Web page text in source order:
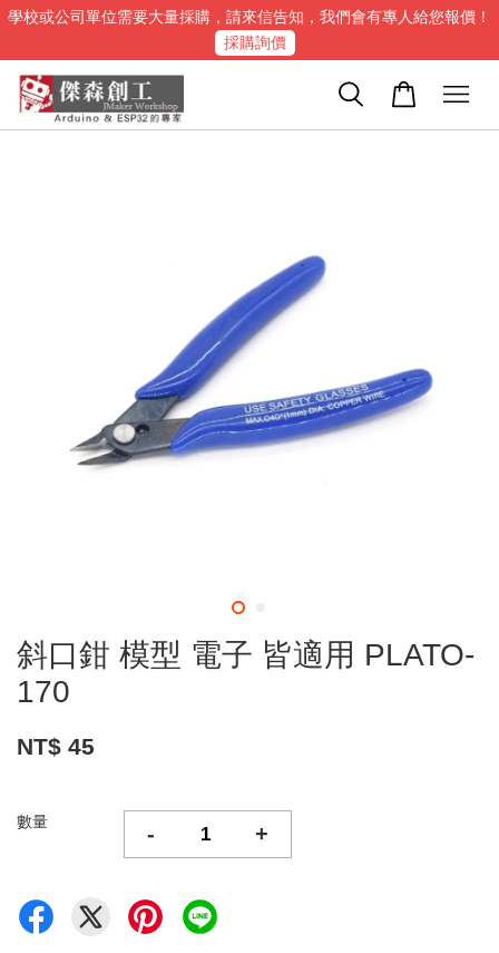
學校或公司單位需要大量採購，請來信告知，我們會有專人給您報價！
採購詢價
斜口鉗 模型 電子 皆適用 PLATO-
170
NT$ 45
數量 - +